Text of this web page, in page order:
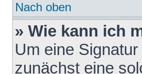
Nach oben
» Wie kann ich
Um eine
zunächst eine